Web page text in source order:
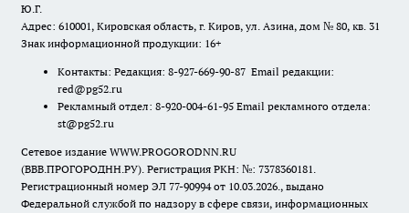
Ю.Г.
Адрес: 610001, Кировская область, г. Киров, ул. Азина, дом № 80, кв. 31
Знак информационной продукции: 16+
Контакты: Редакция: 8-927-669-90-87 Email редакции:
red@pg52.ru
Рекламный отдел: 8-920-004-61-95 Email рекламного отдела:
st@pg52.ru
Сетевое издание WWW.PROGORODNN.RU
(ВВВ.ПРОГОРОДНН.РУ). Регистрация РКН: №: 7378360181.
Регистрационный номер ЭЛ 77-90994 от 10.03.2026., выдано
Федеральной службой по надзору в сфере связи, информационных